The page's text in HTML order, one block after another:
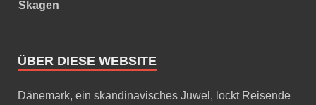
Skagen
ÜBER DIESE WEBSITE
Dänemark, ein skandinavisches Juwel, lockt Reisende